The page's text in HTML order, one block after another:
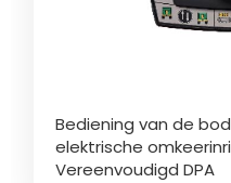
Bediening van de
elektrische
Vereenvoudigd DPA